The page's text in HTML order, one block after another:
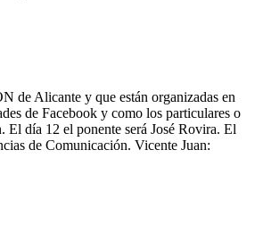
de Alicante y que están organizadas en
de Facebook y como los particulares o
El día 12 el ponente será José Rovira. El
de Comunicación. Vicente Juan: